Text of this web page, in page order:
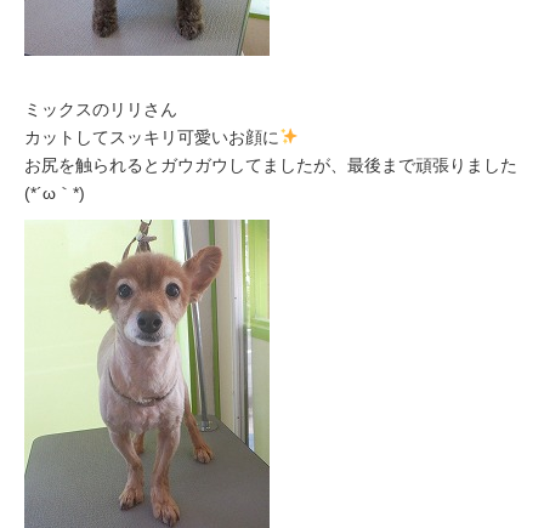
ミックスのリリさん
カットしてスッキリ可愛いお顔に
お尻を触られるとガウガウしてましたが、最後まで頑張りました
(*´ω｀*)